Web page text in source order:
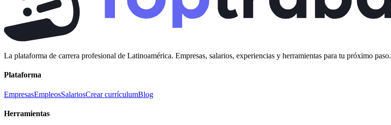
La plataforma de carrera profesional de Latinoamérica. Empresas, salarios, experiencias y herramientas para tu próximo paso.
Plataforma
EmpresasEmpleosSalariosCrear currículumBlog
Herramientas